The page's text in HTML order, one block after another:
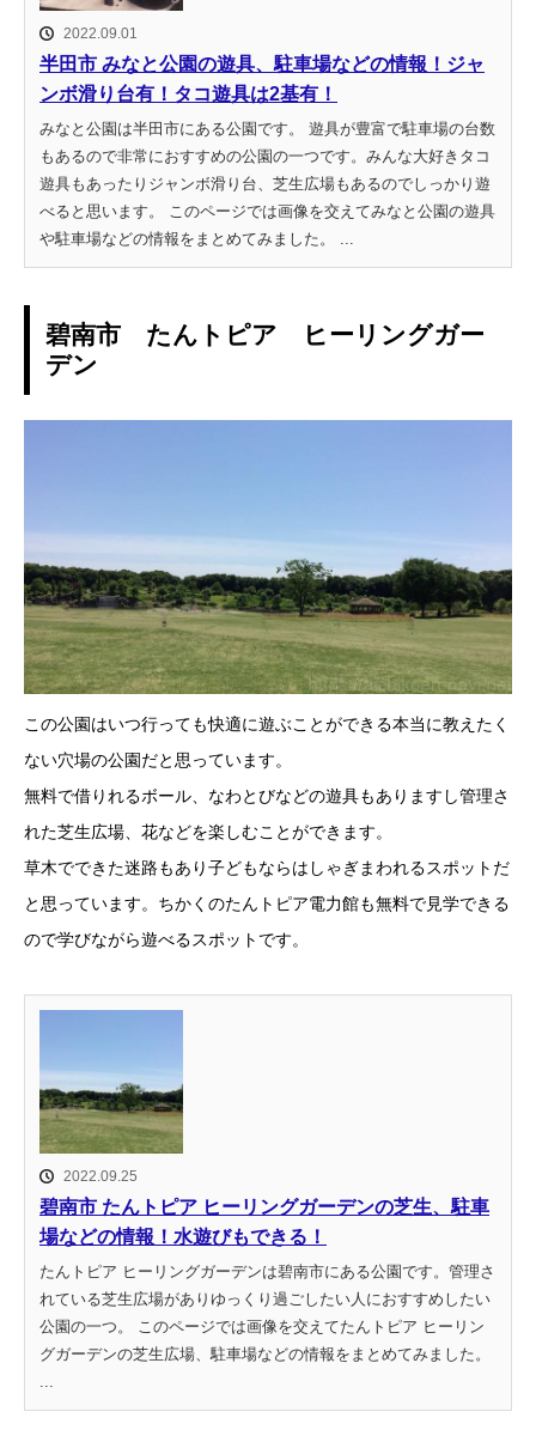
2022.09.01
半田市 みなと公園の遊具、駐車場などの情報！ジャ
ンボ滑り台有！タコ遊具は2基有！
みなと公園は半田市にある公園です。 遊具が豊富で駐車場の台数
もあるので非常におすすめの公園の一つです。みんな大好きタコ
遊具もあったりジャンボ滑り台、芝生広場もあるのでしっかり遊
べると思います。 このページでは画像を交えてみなと公園の遊具
や駐車場などの情報をまとめてみました。 ...
碧南市 たんトピア ヒーリングガー
デン
この公園はいつ行っても快適に遊ぶことができる本当に教えたく
ない穴場の公園だと思っています。
無料で借りれるボール、なわとびなどの遊具もありますし管理さ
れた芝生広場、花などを楽しむことができます。
草木でできた迷路もあり子どもならはしゃぎまわれるスポットだ
と思っています。ちかくのたんトピア電力館も無料で見学できる
ので学びながら遊べるスポットです。
2022.09.25
碧南市 たんトピア ヒーリングガーデンの芝生、駐車
場などの情報！水遊びもできる！
たんトピア ヒーリングガーデンは碧南市にある公園です。管理さ
れている芝生広場がありゆっくり過ごしたい人におすすめしたい
公園の一つ。 このページでは画像を交えてたんトピア ヒーリン
グガーデンの芝生広場、駐車場などの情報をまとめてみました。
...